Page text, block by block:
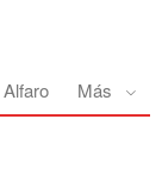
Alfaro Más